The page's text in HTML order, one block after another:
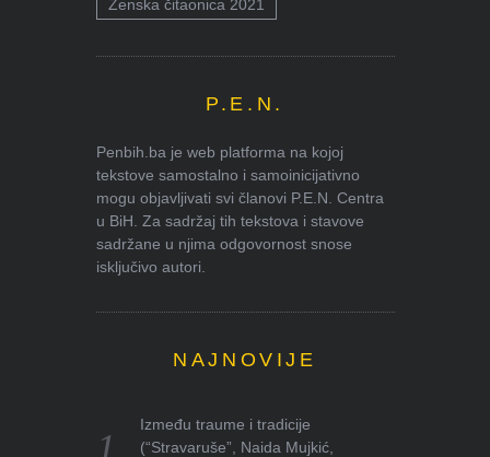
Ženska čitaonica 2021
P.E.N.
Penbih.ba je web platforma na kojoj
tekstove samostalno i samoinicijativno
mogu objavljivati svi članovi P.E.N. Centra
u BiH. Za sadržaj tih tekstova i stavove
sadržane u njima odgovornost snose
isključivo autori.
NAJNOVIJE
Između traume i tradicije
(“Stravaruše”, Naida Mujkić,